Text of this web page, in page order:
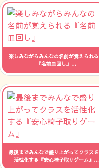
楽しみながらみんなの名前が覚えられる
『名前皿回し』
最後までみんなで盛り上がってクラスを
活性化する『安心椅子取りゲーム』